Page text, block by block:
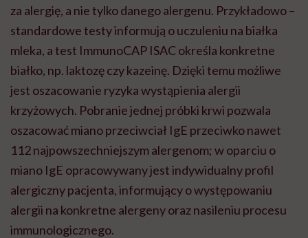
za alergię, a nie tylko danego alergenu. Przykładowo –
standardowe testy informują o uczuleniu na białka
mleka, a test ImmunoCAP ISAC określa konkretne
białko, np. laktozę czy kazeinę. Dzięki temu możliwe
jest oszacowanie ryzyka wystąpienia alergii
krzyżowych. Pobranie jednej próbki krwi pozwala
oszacować miano przeciwciał IgE przeciwko nawet
112 najpowszechniejszym alergenom; w oparciu o
miano IgE opracowywany jest indywidualny profil
alergiczny pacjenta, informujący o występowaniu
alergii na konkretne alergeny oraz nasileniu procesu
immunologicznego.